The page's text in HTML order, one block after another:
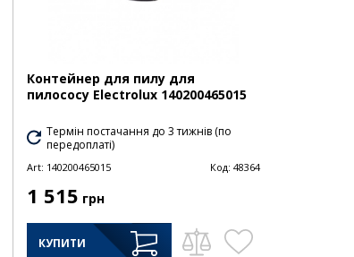
Контейнер для пилу для
пилососу Electrolux 140200465015
Термін постачання до 3 тижнів (по
передоплаті)
Art: 140200465015 Код: 48364
1 515 грн
КУПИТИ